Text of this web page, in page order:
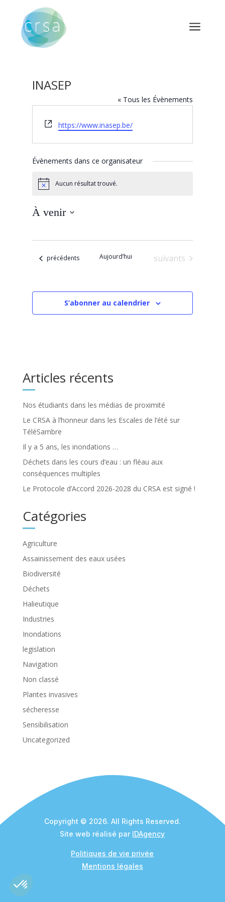
a
INASEP
« Tous les Évènements
Site
web
https://www.inasep.be/
Évènements dans ce organisateur
NoticeAucun résultat trouvé.
À venir
Évènements
précédents Aujourd’hui Évènements
suivants
S’abonner au calendrier
Articles récents
Nos étudiants dans les médias de proximité
Le CRSA à l’honneur dans les Escales de l’été sur
TéléSambre
Il y a 5 ans, les inondations …
Déchets dans les cours d’eau : un fléau aux
conséquences multiples
Le Protocole d’Accord 2026-2028 du CRSA est signé !
Catégories
Agriculture
Assainissement des eaux usées
Biodiversité
Déchets
Halieutique
Industries
Inondations
legislation
Navigation
Non classé
Plantes invasives
sécheresse
Sensibilisation
Uncategorized
Copyright © 2026. All Rights Reserved.
Site web réalisé par IDAgency
Politiques de vie privée
Mentions légales